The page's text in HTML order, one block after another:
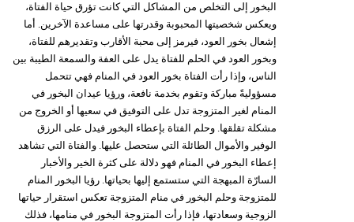
البخور إلى التخلص من المشاكل التي كانت تؤرق حياة الفتاة،
ويعكس شخصيتها المحبوبة وقدرتها على مساعدة الآخرين. أما
إشعال بخور العود، فيرمز إلى محبة الأقارب وتقديرهم للفتاة،
وبخور العود في الحلم للفتاة يدل على العفة والسمعة الطيبة بين
الناس، وإذا رأت الفتاة بخور العود في المنام فهي تتحمل
مسؤوليةً مباركة وتقوم بخدمة نافعة، ورؤيا عيدان البخور في
المنام لغير المتزوجة تدل على التوفيق في سعيها أو الخروج من
مشكلة تقلقها. وحلم الفتاة بإعطاء البخور فيدل على الرزق
الوفير والأموال الطائلة التي ستحصل عليها. والفتاة التي تشاهد
إعطاء البخور في المنام فهو دلالة على كثرة الخير والأخبار
السارّة المبهجة التي ستستمع إليها بحياتها. رؤيا البخور المنام
للمتزوجة وحلم البخور في منام المتزوجة تعكس استقرار حياتها
الزوجية وسعادتها، فإذا رأت المتزوجة البخور في منامها، فذلك